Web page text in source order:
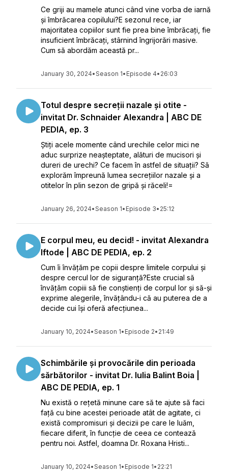
Ce griji au mamele atunci când vine vorba de iarnă
și îmbrăcarea copilului?E sezonul rece, iar
majoritatea copiilor sunt fie prea bine îmbrăcați, fie
insuficient îmbrăcați, stârnind îngrijorări masive.
Cum să abordăm această pr...
January 30, 2024•Season 1• Episode 4• 26:03
Totul despre secreții nazale și otite -
invitat Dr. Schnaider Alexandra | ABC DE
PEDIA, ep. 3
Știți acele momente când urechile celor mici ne
aduc surprize neașteptate, alături de mucisori și
dureri de urechi? Ce facem în astfel de situații? Să
explorăm împreună lumea secrețiilor nazale și a
otitelor în plin sezon de gripă și răceli!=
January 26, 2024•Season 1• Episode 3• 25:12
E corpul meu, eu decid! - invitat Alexandra
Iftode | ABC DE PEDIA, ep. 2
Cum îi învățăm pe copii despre limitele corpului și
despre cercul lor de siguranță?Este crucial să
învățăm copiii să fie conștienți de corpul lor și să-și
exprime alegerile, învățându-i că au puterea de a
decide cui își oferă afecțiunea...
January 10, 2024•Season 1• Episode 2• 21:49
Schimbările și provocările din perioada
sărbătorilor - invitat Dr. Iulia Balint Boia |
ABC DE PEDIA, ep. 1
Nu există o rețetă minune care să te ajute să faci
față cu bine acestei perioade atât de agitate, ci
există compromisuri și decizii pe care le luăm,
fiecare diferit, în funcție de ceea ce contează
pentru noi. Astfel, doamna Dr. Roxana Hristi...
January 10, 2024•Season 1• Episode 1• 22:21